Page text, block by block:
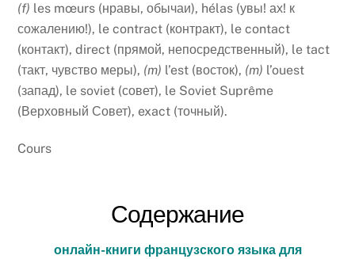
(f) les mœurs (нравы, обычаи), hélas (увы! ах! к
сожалению!), le contract (контракт), le contact
(контакт), direct (прямой, непосредственный), le tact
(такт, чувство меры), (m) l’est (восток), (m) l’ouest
(запад), le soviet (совет), le Soviet Suprême
(Верховный Совет), exact (точный).
Cours
Содержание
онлайн-книги французского языка для